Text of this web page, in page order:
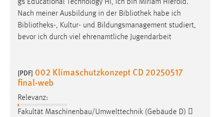
gs Educational Technology Hi, ich bin Miriam Hierold.
Nach meiner Ausbildung in der Bibliothek habe ich
Bibliotheks-, Kultur- und Bildungsmanagement studiert,
bevor ich durch viel ehrenamtliche Jugendarbeit
[PDF] 002 Klimaschutzkonzept CD 20250517
final-web
Relevanz:
Fakultät Maschinenbau/Umwelttechnik (Gebäude D) 
Performance
Zweck:
Für performante Seitenauslieferung wird in diesem Cookie
gespeichert, ob man eingeloggt ist.